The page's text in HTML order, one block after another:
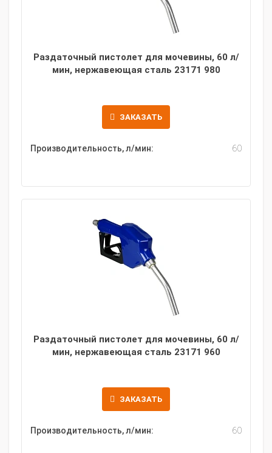
Раздаточный пистолет для мочевины, 60 л/
мин, нержавеющая сталь 23171 980
ЗАКАЗАТЬ
Производительность, л/мин: 60
Раздаточный пистолет для мочевины, 60 л/
мин, нержавеющая сталь 23171 960
ЗАКАЗАТЬ
Производительность, л/мин: 60